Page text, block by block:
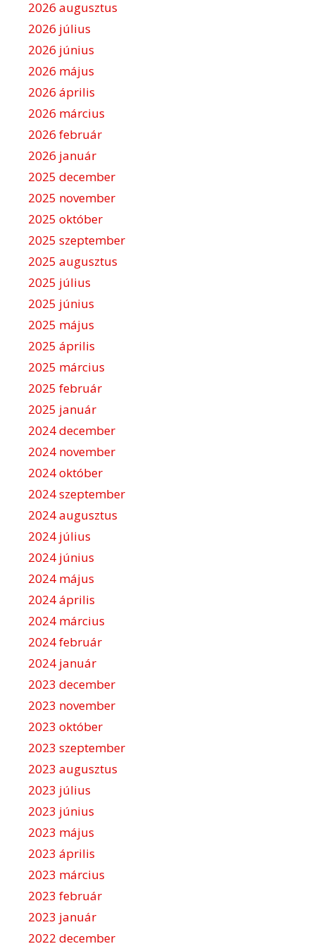
2026 augusztus
2026 július
2026 június
2026 május
2026 április
2026 március
2026 február
2026 január
2025 december
2025 november
2025 október
2025 szeptember
2025 augusztus
2025 július
2025 június
2025 május
2025 április
2025 március
2025 február
2025 január
2024 december
2024 november
2024 október
2024 szeptember
2024 augusztus
2024 július
2024 június
2024 május
2024 április
2024 március
2024 február
2024 január
2023 december
2023 november
2023 október
2023 szeptember
2023 augusztus
2023 július
2023 június
2023 május
2023 április
2023 március
2023 február
2023 január
2022 december